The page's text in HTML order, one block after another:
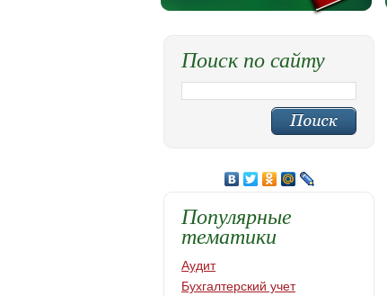
Поиск по сайту
Популярные
тематики
Аудит
Бухгалтерский учет